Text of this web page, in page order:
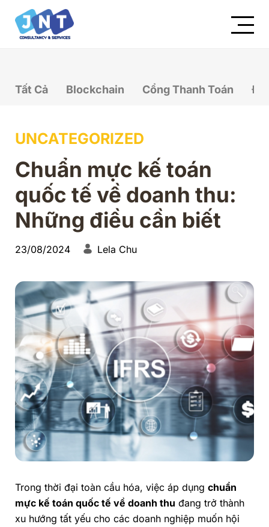
Tất Cả Blockchain Cổng Thanh Toán
UNCATEGORIZED
Chuẩn mực kế toán
quốc tế về doanh thu:
Những điều cần biết
23/08/2024 Lela Chu
Trong thời đại toàn cầu hóa, việc áp dụng chuẩn
mực kế toán quốc tế về doanh thu đang trở thành
xu hướng tất yếu cho các doanh nghiệp muốn hội